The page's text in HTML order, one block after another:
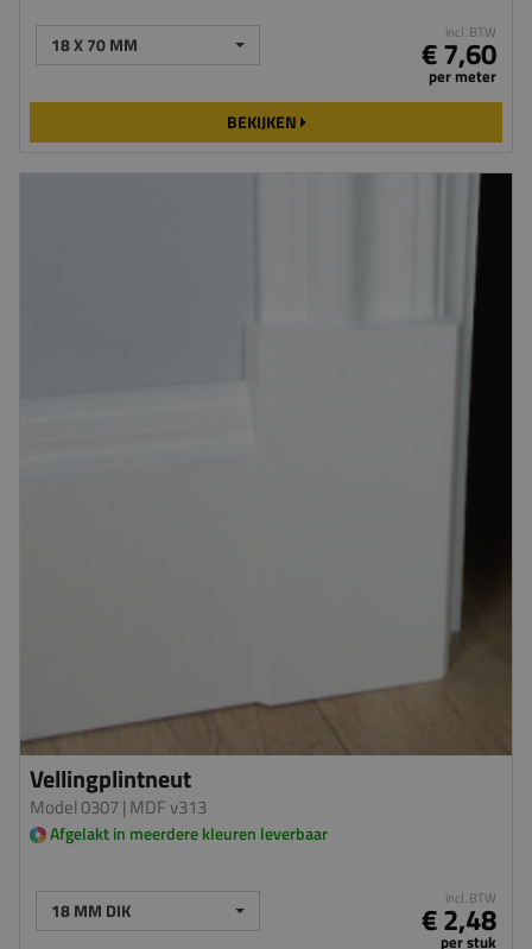
18 X 70 MM incl. BTW
€ 7,60
per meter
BEKIJKEN
Vellingplintneut
Model 0307 | MDF v313
Afgelakt in meerdere kleuren leverbaar
18 MM DIK incl. BTW
€ 2,48
per stuk